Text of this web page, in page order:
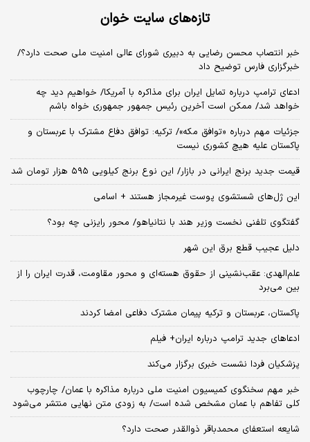
تازه‌های سایت خوان
خبر انتصاب محسن رضایی به دبیری شورای عالی امنیت ملی صحت دارد؟/
خبرگزاری فارس توضیح داد
ادعای ترامپ درباره تمایل ایران برای مذاکره با آمریکا/ خواهیم دید چه
خواهد شد/ ممکن است آخرین رئیس‌ جمهور جمهوری خواه باشم
جزئیات مهم درباره «توافق مکه»/ ترکیه‌: توافق دفاع مشترک با عربستان و
پاکستان علیه هیچ کشوری نیست
قیمت جدید برنج ایرانی در بازار/ این نوع برنج کیلویی ۵۹۵ هزار تومان شد
این ژل‌های شستشوی پوست غیرمجاز هستند + اسامی
گفتگوی تلفنی نخست وزیر هند با نتانیاهو/ محور رایزنی چه بود؟
دلیل عجیب قطع برق این شهر
علم‌الهدی: عقب‌نشینی از حقوق هسته‌ای و محور مقاومت، قدرت ایران را از
بین می‌برد
پاکستان، عربستان و ترکیه پیمان مشترک دفاعی امضا کردند
ادعاهای جدید ترامپ درباره ایران+ فیلم
پزشکیان فردا نشست خبری برگزار می‌کند
خبر مهم سخنگوی کمیسیون امنیت ملی درباره مذاکره با عمان/ چارچوب
کلی تفاهم با عمان مشخص شده است/ به زودی متن نهایی منتشر می‌شود
شایعه استعفای محمدباقر ذوالقدر صحت دارد؟